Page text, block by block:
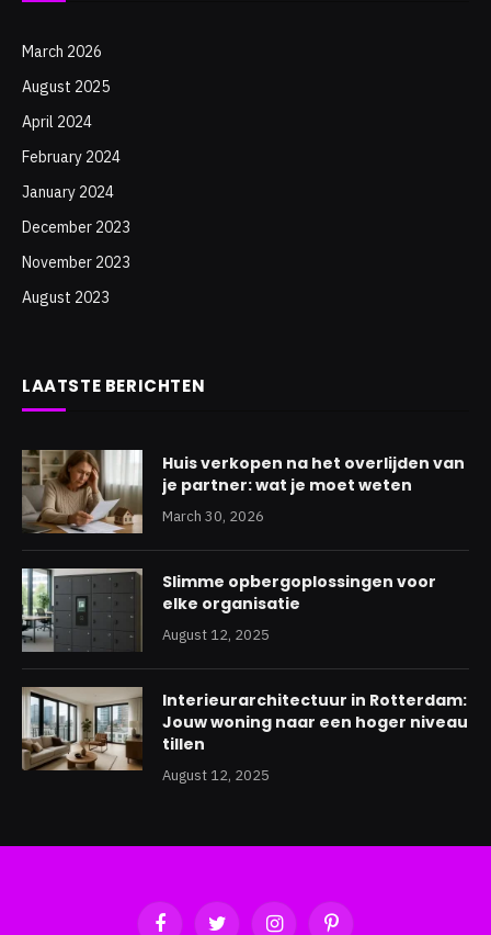
March 2026
August 2025
April 2024
February 2024
January 2024
December 2023
November 2023
August 2023
LAATSTE BERICHTEN
Huis verkopen na het overlijden van
je partner: wat je moet weten
March 30, 2026
Slimme opbergoplossingen voor
elke organisatie
August 12, 2025
Interieurarchitectuur in Rotterdam:
Jouw woning naar een hoger niveau
tillen
August 12, 2025